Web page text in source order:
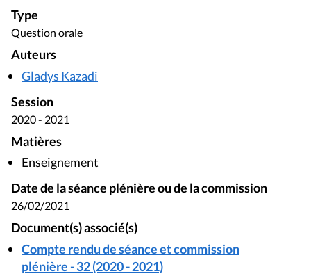
Type
Question orale
Auteurs
Gladys Kazadi
Session
2020 - 2021
Matières
Enseignement
Date de la séance plénière ou de la commission
26/02/2021
Document(s) associé(s)
Compte rendu de séance et commission
plénière - 32 (2020 - 2021)